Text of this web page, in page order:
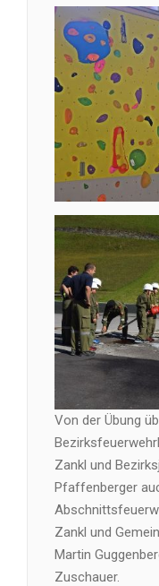
Von der Übung
Zankl und
Pfaffenberger
Zankl und
Martin
Zuschauer.